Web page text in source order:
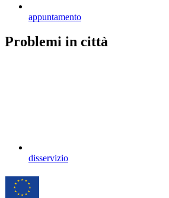
appuntamento
Problemi in città
disservizio